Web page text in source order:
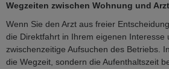
Wegzeiten zwischen Wohnung und Arzt
Wenn Sie den Arzt aus freier
die Direktfahrt in Ihrem eigenen Interesse
zwischenzeitige Aufsuchen des Betriebs.
die Wegzeit, sondern die Aufenthaltszeit